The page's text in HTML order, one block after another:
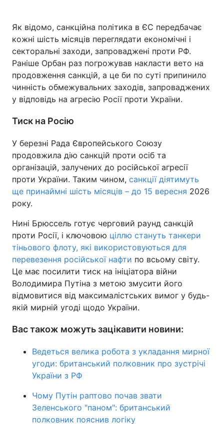
Як відомо, санкційна політика в ЄС передбачає
кожні шість місяців переглядати економічні і
секторальні заходи, запроваджені проти РФ.
Раніше Орбан раз погрожував накласти вето на
продовження санкцій, а це би по суті припинило
чинність обмежувальних заходів, запроваджених
у відповідь на агресію Росії проти України.
Тиск на Росію
У березні Рада Європейського Союзу
продовжила дію санкцій проти осіб та
організацій, залучених до російської агресії
проти України. Таким чином, санкції діятимуть
ще принаймні шість місяців – до 15 вересня 2026
року.
Нині Брюссель готує черговий раунд санкцій
проти Росії, і ключовою ціллю стануть танкери
тіньового флоту, які використовуються для
перевезення російської нафти по всьому світу.
Це має посилити тиск на ініціатора війни
Володимира Путіна з метою змусити його
відмовитися від максималістських вимог у будь-
якій мирній угоді щодо України.
Вас також можуть зацікавити новини:
Ведеться велика робота з укладання мирної
угоди: британський полковник про зустрічі
України з РФ
Чому Путін раптово почав звати
Зеленського "паном": британський
полковник пояснив логіку